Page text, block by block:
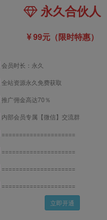
永久合伙人
99元（限时特惠）
会员时长：永久
全站资源永久免费获取
推广佣金高达70％
内部会员专属【微信】交流群
=====================
=====================
=====================
=====================
立即开通